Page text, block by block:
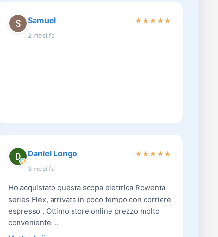
Samuel
2 mesi fa
★★★★★
Daniel Longo
3 mesi fa
★★★★★
Ho acquistato questa scopa elettrica Rowenta
series Flex, arrivata in poco tempo con corriere
espresso , Ottimo store online prezzo molto
conveniente ...